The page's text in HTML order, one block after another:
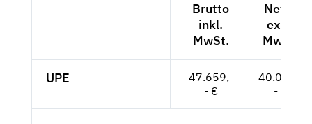
Brutto
inkl.
MwSt.
Netto
exkl.
MwSt.
UPE
47.659,-
- €
40.050,-
- €